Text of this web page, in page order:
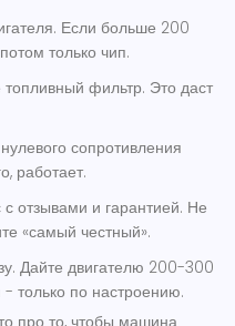
Если больше 200
только чип.
фильтр. Это даст
сопротивления
работает.
отзывами и гарантией. Не
«самый честный».
Дайте двигателю 200-300
только по настроению.